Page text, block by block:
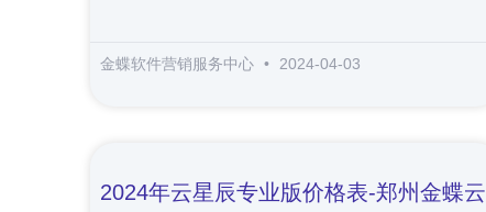
金蝶软件营销服务中心 2024-04-03
2024年云星辰专业版价格表-郑州金蝶云